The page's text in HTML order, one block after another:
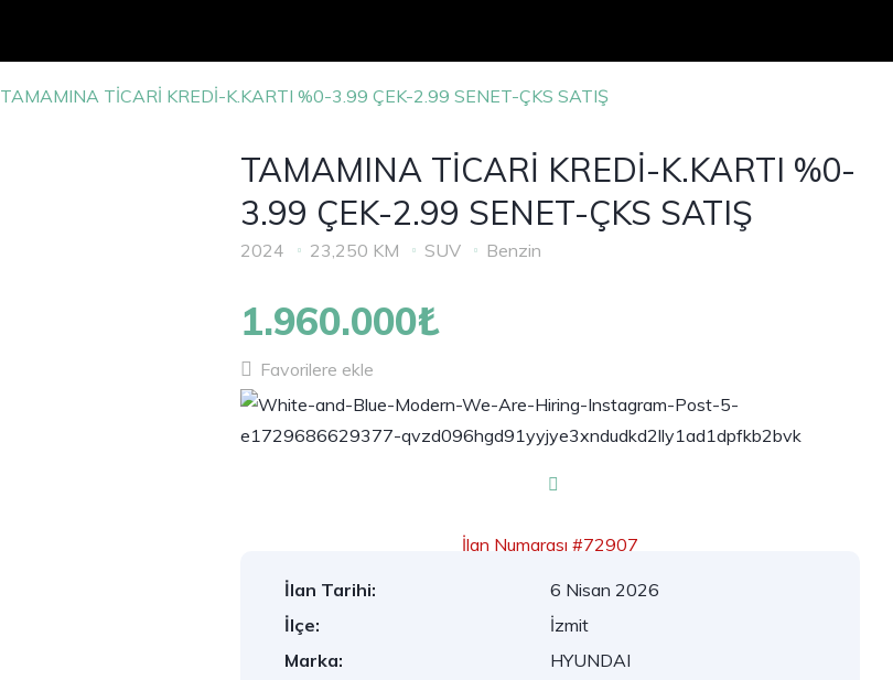
TAMAMINA TİCARİ KREDİ-K.KARTI %0-3.99 ÇEK-2.99 SENET-ÇKS SATIŞ
TAMAMINA TİCARİ KREDİ-K.KARTI %0-
3.99 ÇEK-2.99 SENET-ÇKS SATIŞ
2024 23,250 KM SUV Benzin
1.960.000₺
Favorilere ekle
İlan Numarası #72907
İlan Tarihi:
6 Nisan 2026
İlçe:
İzmit
Marka:
HYUNDAI